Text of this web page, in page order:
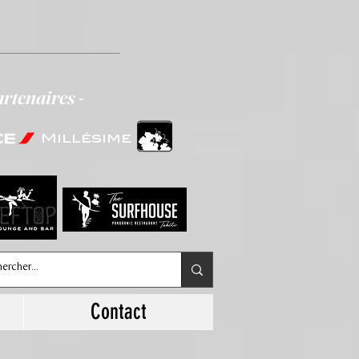
-
Millésime
Contact